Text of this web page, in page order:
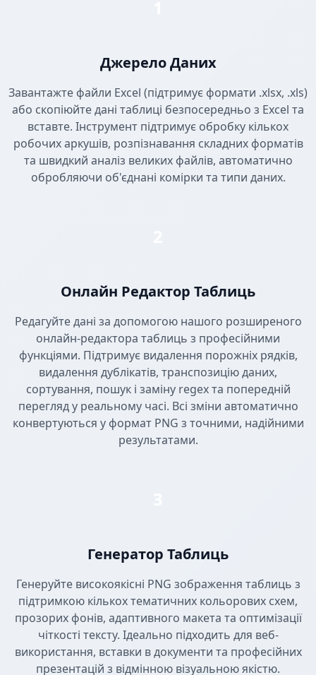
Джерело Даних
Завантажте файли Excel (підтримує формати .xlsx, .xls)
або скопіюйте дані таблиці безпосередньо з Excel та
вставте. Інструмент підтримує обробку кількох
робочих аркушів, розпізнавання складних форматів
та швидкий аналіз великих файлів, автоматично
обробляючи об'єднані комірки та типи даних.
Онлайн Редактор Таблиць
Редагуйте дані за допомогою нашого розширеного
онлайн-редактора таблиць з професійними
функціями. Підтримує видалення порожніх рядків,
видалення дублікатів, транспозицію даних,
сортування, пошук і заміну regex та попередній
перегляд у реальному часі. Всі зміни автоматично
конвертуються у формат PNG з точними, надійними
результатами.
Генератор Таблиць
Генеруйте високоякісні PNG зображення таблиць з
підтримкою кількох тематичних кольорових схем,
прозорих фонів, адаптивного макета та оптимізації
чіткості тексту. Ідеально підходить для веб-
використання, вставки в документи та професійних
презентацій з відмінною візуальною якістю.